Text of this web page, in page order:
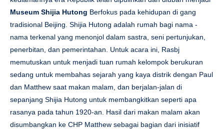
Museum Shijia Hutong Berfokus pada kehidupan di gang
tradisional Beijing. Shijia Hutong adalah rumah bagi nama -
nama terkenal yang menonjol dalam sastra, seni pertunjukan,
penerbitan, dan pemerintahan. Untuk acara ini, Rasbj
memutuskan untuk menjadi tuan rumah kelompok berukuran
sedang untuk membahas sejarah yang kaya distrik dengan Paul
dan Matthew saat makan malam, dan berjalan-jalan di
sepanjang Shijia Hutong untuk membangkitkan seperti apa
rasanya pada tahun 1920-an. Hasil dari makan malam akan
disumbangkan ke CHP Matthew sebagai bagian dari inisiatif